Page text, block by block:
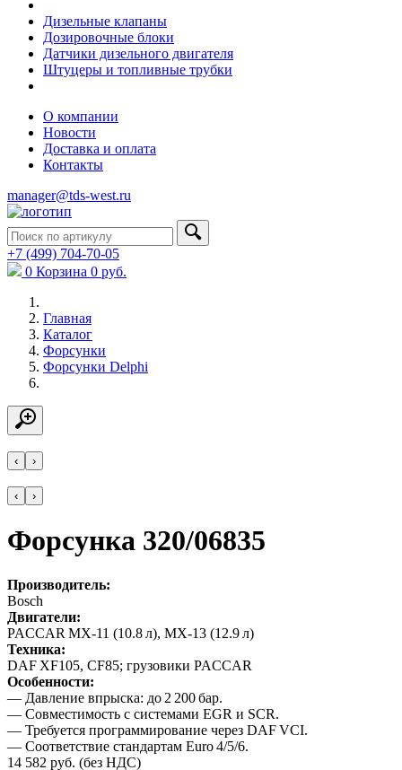
Дизельные клапаны
Дозировочные блоки
Датчики дизельного двигателя
Штуцеры и топливные трубки
О компании
Новости
Доставка и оплата
Контакты
manager@tds-west.ru
+7 (499) 704-70-05
0 Корзина 0 руб.
Главная
Каталог
Форсунки
Форсунки Delphi
‹ ›
‹ ›
Форсунка 320/06835
Производитель:
Bosch
Двигатели:
PACCAR MX‑11 (10.8 л), MX‑13 (12.9 л)
Техника:
DAF XF105, CF85; грузовики PACCAR
Особенности:
— Давление впрыска: до 2 200 бар.
— Совместимость с системами EGR и SCR.
— Требуется программирование через DAF VCI.
— Соответствие стандартам Euro 4/5/6.
14 582 руб. (без НДС)